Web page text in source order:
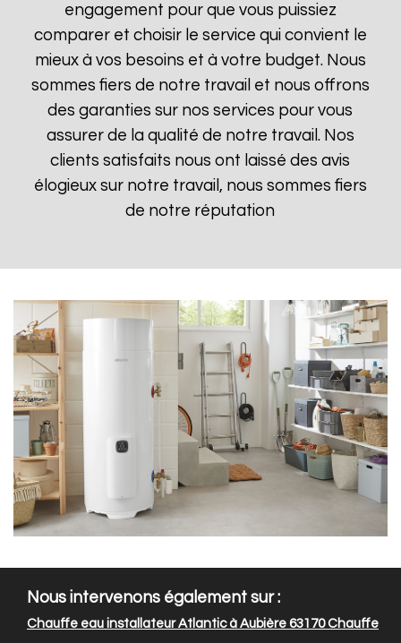
engagement pour que vous puissiez
comparer et choisir le service qui convient le
mieux à vos besoins et à votre budget. Nous
sommes fiers de notre travail et nous offrons
des garanties sur nos services pour vous
assurer de la qualité de notre travail. Nos
clients satisfaits nous ont laissé des avis
élogieux sur notre travail, nous sommes fiers
de notre réputation
Nous intervenons également sur :
Chauffe eau installateur Atlantic à Aubière 63170Chauffe